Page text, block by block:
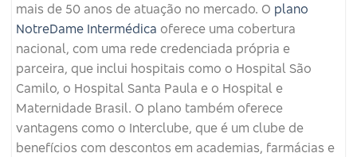
mais de 50 anos de atuação no mercado. O plano
NotreDame Intermédica oferece uma cobertura
nacional, com uma rede credenciada própria e
parceira, que inclui hospitais como o Hospital São
Camilo, o Hospital Santa Paula e o Hospital e
Maternidade Brasil. O plano também oferece
vantagens como o Interclube, que é um clube de
benefícios com descontos em academias, farmácias e